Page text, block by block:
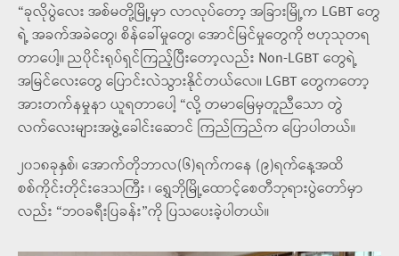
“ခုလိုပွဲလေး အစ်မတို့မြို့မှာ လာလုပ်တော့ အခြားမြို့က LGBT တွေ
ရဲ့ အခက်အခဲတွေ၊ စိန်ခေါ်မှုတွေ၊ အောင်မြင်မှုတွေကို ဗဟုသုတရ
တာပေါ့။ ညပိုင်းရုပ်ရှင်ကြည့်ပြီးတော့လည်း Non-LGBT တွေရဲ့
အမြင်လေးတွေ ပြောင်းလဲသွားနိုင်တယ်လေ။ LGBT တွေကတော့
အားတက်နမှုနာ ယူရတာပေါ့ “လို့ တမာမြေမှတူညီသော တွဲ
လက်လေးများအဖွဲ့ခေါင်းဆောင် ကြည်ကြည်က ပြောပါတယ်။
၂၀၁၈ခုနှစ်၊ အောက်တိုဘာလ(၆)ရက်ကနေ (၉)ရက်နေ့အထိ
စစ်ကိုင်းတိုင်းဒေသကြီး ၊ ရွှေဘိုမြို့ထောင့်စေတီဘုရားပွဲတော်မှာ
လည်း “ဘဝခရီးပြခန်း”ကို ပြသပေးခဲ့ပါတယ်။